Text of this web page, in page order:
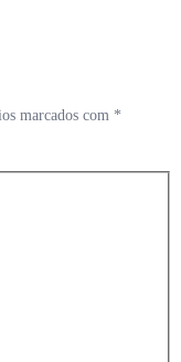
marcados com *